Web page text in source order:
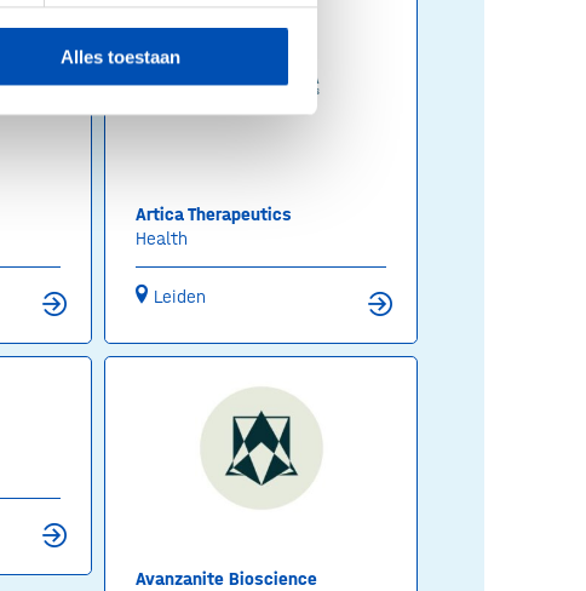
Alles toestaan
Artica Therapeutics
Health
Leiden
Avanzanite Bioscience